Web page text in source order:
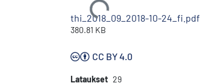
Ladataan...
thi_2018_09_2018-10-24_fi.pdf
380.81 KB
CC BY 4.0
Lataukset 29